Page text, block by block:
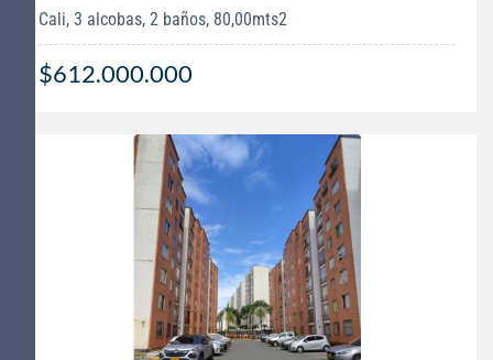
Cali, 3 alcobas, 2 baños, 80,00mts2
$612.000.000